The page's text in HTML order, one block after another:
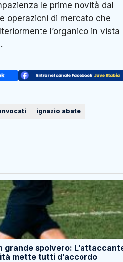
le prime novità dal
operazioni di mercato che
l’organico in vista
ignazio abate
grande spolvero:
mette tutti d’accordo